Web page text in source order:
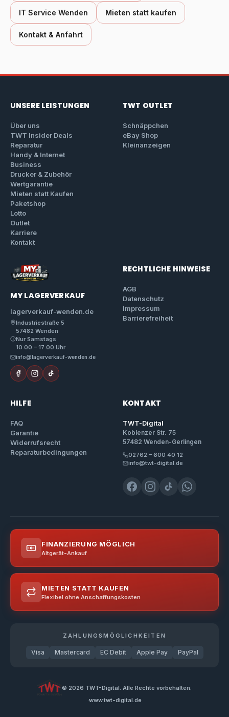
IT Service Wenden Mieten statt kaufen
Kontakt & Anfahrt
UNSERE LEISTUNGEN
Über uns
TWT Insider Deals
Reparatur
Handy & Internet
Business
Drucker & Zubehör
Wertgarantie
Mieten statt Kaufen
Paketshop
Lotto
Outlet
Karriere
Kontakt
TWT OUTLET
Schnäppchen
eBay Shop
Kleinanzeigen
MY LAGERVERKAUF
lagerverkauf-wenden.de
Industriestraße 5
57482 Wenden
Nur Samstags
10:00 – 17:00 Uhr
info@lagerverkauf-wenden.de
RECHTLICHE HINWEISE
AGB
Datenschutz
Impressum
Barrierefreiheit
HILFE
FAQ
Garantie
Widerrufsrecht
Reparaturbedingungen
KONTAKT
TWT-Digital
Koblenzer Str. 75
57482 Wenden-Gerlingen
02762 – 600 40 12
info@twt-digital.de
FINANZIERUNG MÖGLICH
Altgerät-Ankauf
MIETEN STATT KAUFEN
Flexibel ohne Anschaffungskosten
ZAHLUNGSMÖGLICHKEITEN
Visa Mastercard EC Debit Apple Pay PayPal
© 2026 TWT-Digital. Alle Rechte vorbehalten.
·www.twt-digital.de